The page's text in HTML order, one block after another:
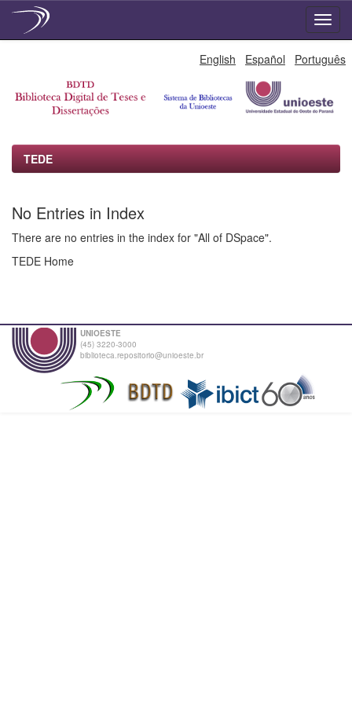
English Español Português
TEDE
No Entries in Index
There are no entries in the index for "All of DSpace".
TEDE Home
UNIOESTE
(45) 3220-3000
biblioteca.repositorio@unioeste.br